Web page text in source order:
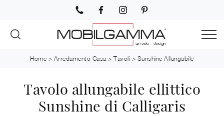
Home > Arredamento Casa >Tavoli > Sunshine Allungabile
Tavolo allungabile ellittico
Sunshine di Calligaris